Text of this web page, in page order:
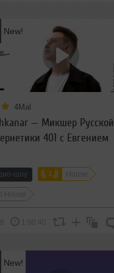
New!
4Mal
— Микшер Русской
401 с Евгением
(30.04.2025)
шоу 1 House
House
1:00:40
New!